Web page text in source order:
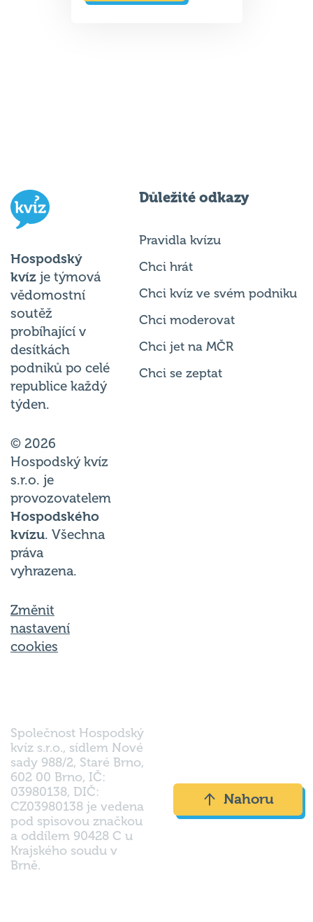
Hospodský
kvíz je týmová
vědomostní
soutěž
probíhající v
desítkách
podniků po celé
republice každý
týden.
© 2026
Hospodský kvíz
s.r.o. je
provozovatelem
Hospodského
kvízu. Všechna
práva
vyhrazena.
Změnit
nastavení
cookies
Důležité odkazy
Pravidla kvízu
Chci hrát
Chci kvíz ve svém podniku
Chci moderovat
Chci jet na MČR
Chci se zeptat
Společnost Hospodský
kvíz s.r.o., sídlem Nové
sady 988/2, Staré Brno,
602 00 Brno, IČ:
03980138, DIČ:
CZ03980138 je vedena
pod spisovou značkou
a oddílem 90428 C u
Krajského soudu v
Brně.
Nahoru